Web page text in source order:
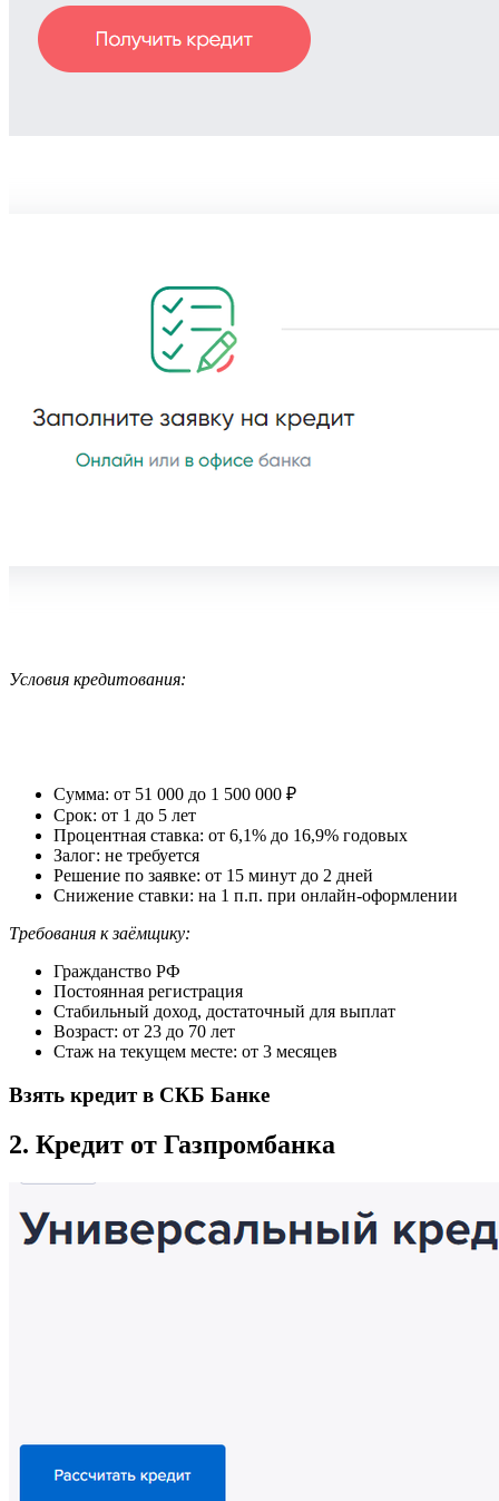
Условия кредитования:
Сумма: от 51 000 до 1 500 000 ₽
Срок: от 1 до 5 лет
Процентная ставка: от 6,1% до 16,9% годовых
Залог: не требуется
Решение по заявке: от 15 минут до 2 дней
Снижение ставки: на 1 п.п. при онлайн-оформлении
Требования к заёмщику:
Гражданство РФ
Постоянная регистрация
Стабильный доход, достаточный для выплат
Возраст: от 23 до 70 лет
Стаж на текущем месте: от 3 месяцев
Взять кредит в СКБ Банке
2. Кредит от Газпромбанка